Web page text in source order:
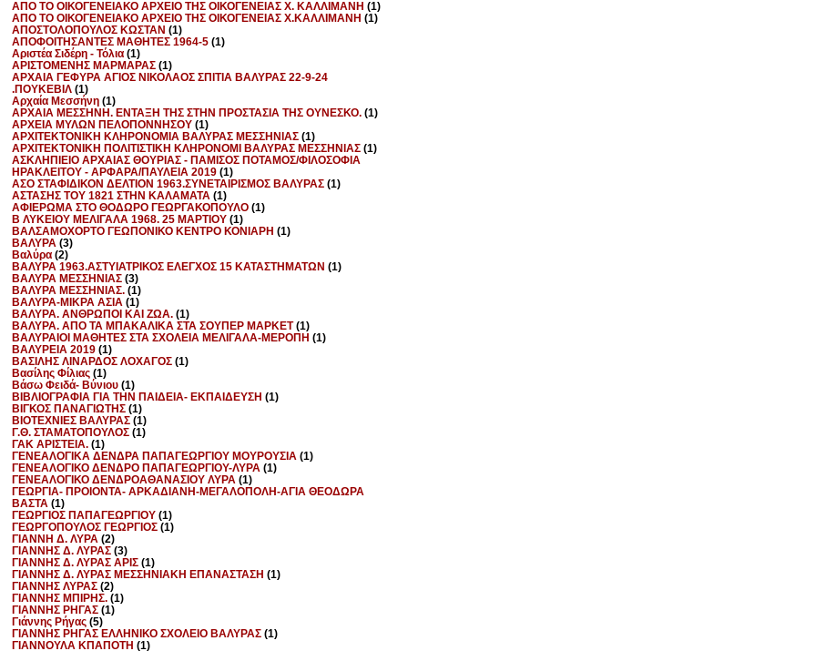
ΑΠΟ ΤΟ ΟΙΚΟΓΕΝΕΙΑΚΟ ΑΡΧΕΙΟ ΤΗΣ ΟΙΚΟΓΕΝΕΙΑΣ Χ. ΚΑΛΛΙΜΑΝΗ (1)
ΑΠΟ ΤΟ ΟΙΚΟΓΕΝΕΙΑΚΟ ΑΡΧΕΙΟ ΤΗΣ ΟΙΚΟΓΕΝΕΙΑΣ Χ.ΚΑΛΛΙΜΑΝΗ (1)
ΑΠΟΣΤΟΛΟΠΟΥΛΟΣ ΚΩΣΤΑΝ (1)
ΑΠΟΦΟΙΤΗΣΑΝΤΕΣ ΜΑΘΗΤΕΣ 1964-5 (1)
Αριστέα Σιδέρη - Τόλια (1)
ΑΡΙΣΤΟΜΕΝΗΣ ΜΑΡΜΑΡΑΣ (1)
ΑΡΧΑΙΑ ΓΕΦΥΡΑ ΑΓΙΟΣ ΝΙΚΟΛΑΟΣ ΣΠΙΤΙΑ ΒΑΛΥΡΑΣ 22-9-24
.ΠΟΥΚΕΒΙΛ (1)
Αρχαία Μεσσήνη (1)
ΑΡΧΑΙΑ ΜΕΣΣΗΝΗ. ΕΝΤΑΞΗ ΤΗΣ ΣΤΗΝ ΠΡΟΣΤΑΣΙΑ ΤΗΣ ΟΥΝΕΣΚΟ. (1)
ΑΡΧΕΙΑ ΜΥΛΩΝ ΠΕΛΟΠΟΝΝΗΣΟΥ (1)
ΑΡΧΙΤΕΚΤΟΝΙΚΗ ΚΛΗΡΟΝΟΜΙΑ ΒΑΛΥΡΑΣ ΜΕΣΣΗΝΙΑΣ (1)
ΑΡΧΙΤΕΚΤΟΝΙΚΗ ΠΟΛΙΤΙΣΤΙΚΗ ΚΛΗΡΟΝΟΜΙ ΒΑΛΥΡΑΣ ΜΕΣΣΗΝΙΑΣ (1)
ΑΣΚΛΗΠΙΕΙΟ ΑΡΧΑΙΑΣ ΘΟΥΡΙΑΣ - ΠΑΜΙΣΟΣ ΠΟΤΑΜΟΣ/ΦΙΛΟΣΟΦΙΑ
ΗΡΑΚΛΕΙΤΟΥ - ΑΡΦΑΡΑ/ΠΑΥΛΕΙΑ 2019 (1)
ΑΣΟ ΣΤΑΦΙΔΙΚΟΝ ΔΕΛΤΙΟΝ 1963.ΣΥΝΕΤΑΙΡΙΣΜΟΣ ΒΑΛΥΡΑΣ (1)
ΑΣΤΑΣΗΣ ΤΟΥ 1821 ΣΤΗΝ ΚΑΛΑΜΑΤΑ (1)
ΑΦΙΕΡΩΜΑ ΣΤΟ ΘΟΔΩΡΟ ΓΕΩΡΓΑΚΟΠΟΥΛΟ (1)
Β ΛΥΚΕΙΟΥ ΜΕΛΙΓΑΛΑ 1968. 25 ΜΑΡΤΙΟΥ (1)
ΒΑΛΣΑΜΟΧΟΡΤΟ ΓΕΩΠΟΝΙΚΟ ΚΕΝΤΡΟ ΚΟΝΙΑΡΗ (1)
ΒΑΛΥΡΑ (3)
Βαλύρα (2)
ΒΑΛΥΡΑ 1963.ΑΣΤΥΙΑΤΡΙΚΟΣ ΕΛΕΓΧΟΣ 15 ΚΑΤΑΣΤΗΜΑΤΩΝ (1)
ΒΑΛΥΡΑ ΜΕΣΣΗΝΙΑΣ (3)
ΒΑΛΥΡΑ ΜΕΣΣΗΝΙΑΣ. (1)
ΒΑΛΥΡΑ-ΜΙΚΡΑ ΑΣΙΑ (1)
ΒΑΛΥΡΑ. ΑΝΘΡΩΠΟΙ ΚΑΙ ΖΩΑ. (1)
ΒΑΛΥΡΑ. ΑΠΟ ΤΑ ΜΠΑΚΑΛΙΚΑ ΣΤΑ ΣΟΥΠΕΡ ΜΑΡΚΕΤ (1)
ΒΑΛΥΡΑΙΟΙ ΜΑΘΗΤΕΣ ΣΤΑ ΣΧΟΛΕΙΑ ΜΕΛΙΓΑΛΑ-ΜΕΡΟΠΗ (1)
ΒΑΛΥΡΕΙΑ 2019 (1)
ΒΑΣΙΛΗΣ ΛΙΝΑΡΔΟΣ ΛΟΧΑΓΟΣ (1)
Βασίλης Φίλιας (1)
Βάσω Φειδά- Βύνιου (1)
ΒΙΒΛΙΟΓΡΑΦΙΑ ΓΙΑ ΤΗΝ ΠΑΙΔΕΙΑ- ΕΚΠΑΙΔΕΥΣΗ (1)
ΒΙΓΚΟΣ ΠΑΝΑΓΙΩΤΗΣ (1)
ΒΙΟΤΕΧΝΙΕΣ ΒΑΛΥΡΑΣ (1)
Γ.Θ. ΣΤΑΜΑΤΟΠΟΥΛΟΣ (1)
ΓΑΚ ΑΡΙΣΤΕΙΑ. (1)
ΓΕΝΕΑΛΟΓΙΚΑ ΔΕΝΔΡΑ ΠΑΠΑΓΕΩΡΓΙΟΥ ΜΟΥΡΟΥΣΙΑ (1)
ΓΕΝΕΑΛΟΓΙΚΟ ΔΕΝΔΡΟ ΠΑΠΑΓΕΩΡΓΙΟΥ-ΛΥΡΑ (1)
ΓΕΝΕΑΛΟΓΙΚΟ ΔΕΝΔΡΟΑΘΑΝΑΣΙΟΥ ΛΥΡΑ (1)
ΓΕΩΡΓΙΑ- ΠΡΟΙΟΝΤΑ- ΑΡΚΑΔΙΑΝΗ-ΜΕΓΑΛΟΠΟΛΗ-ΑΓΙΑ ΘΕΟΔΩΡΑ
ΒΑΣΤΑ (1)
ΓΕΩΡΓΙΟΣ ΠΑΠΑΓΕΩΡΓΙΟΥ (1)
ΓΕΩΡΓΟΠΟΥΛΟΣ ΓΕΩΡΓΙΟΣ (1)
ΓΙΑΝΝΗ Δ. ΛΥΡΑ (2)
ΓΙΑΝΝΗΣ Δ. ΛΥΡΑΣ (3)
ΓΙΑΝΝΗΣ Δ. ΛΥΡΑΣ ΑΡΙΣ (1)
ΓΙΑΝΝΗΣ Δ. ΛΥΡΑΣ ΜΕΣΣΗΝΙΑΚΗ ΕΠΑΝΑΣΤΑΣΗ (1)
ΓΙΑΝΝΗΣ ΛΥΡΑΣ (2)
ΓΙΑΝΝΗΣ ΜΠΙΡΗΣ. (1)
ΓΙΑΝΝΗΣ ΡΗΓΑΣ (1)
Γιάννης Ρήγας (5)
ΓΙΑΝΝΗΣ ΡΗΓΑΣ ΕΛΛΗΝΙΚΟ ΣΧΟΛΕΙΟ ΒΑΛΥΡΑΣ (1)
ΓΙΑΝΝΟΥΛΑ ΚΠΑΠΟΤΗ (1)